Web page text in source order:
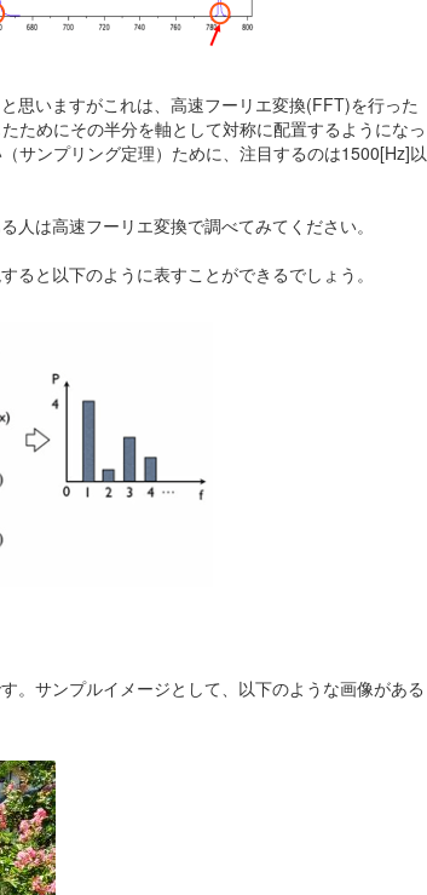
思いますがこれは、高速フーリエ変換(FFT)を行った
ためにその半分を軸として対称に配置するようになっ
サンプリング定理）ために、注目するのは1500[Hz]以
人は高速フーリエ変換で調べてみてください。
ると以下のように表すことができるでしょう。
。サンプルイメージとして、以下のような画像がある